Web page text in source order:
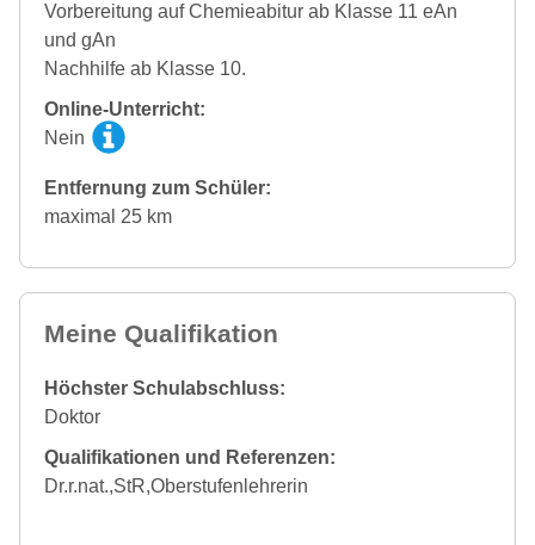
Vorbereitung auf Chemieabitur ab Klasse 11 eAn
und gAn
Nachhilfe ab Klasse 10.
Online-Unterricht:
Nein
Entfernung zum Schüler:
maximal 25 km
Meine Qualifikation
Höchster Schulabschluss:
Doktor
Qualifikationen und Referenzen:
Dr.r.nat.,StR,Oberstufenlehrerin